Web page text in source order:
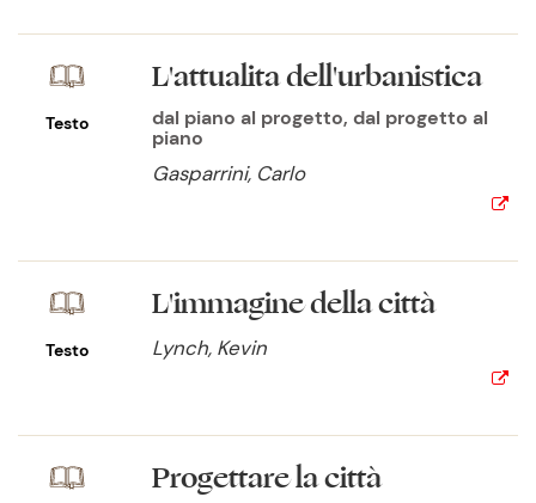
Testo
L'attualita dell'urbanistica
dal piano al progetto, dal progetto al
piano
Gasparrini, Carlo
Testo
L'immagine della città
Lynch, Kevin
Progettare la città